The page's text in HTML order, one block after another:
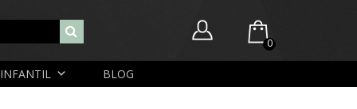
0
Você ainda não possui itens no seu carrinho.
Nome de usuário ou endereço de e-mail
INFANTIL BLOG